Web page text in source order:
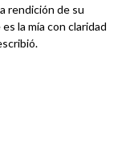
rendición de su
la mía con claridad